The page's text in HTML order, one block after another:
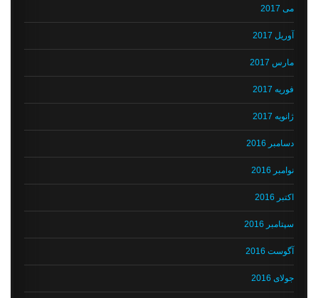
می 2017
آوریل 2017
مارس 2017
فوریه 2017
ژانویه 2017
دسامبر 2016
نوامبر 2016
اکتبر 2016
سپتامبر 2016
آگوست 2016
جولای 2016